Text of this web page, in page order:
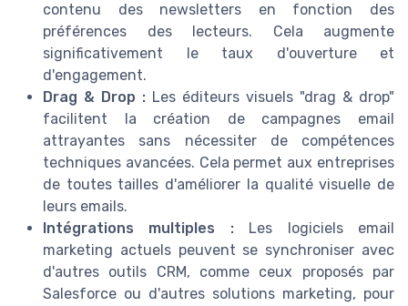
contenu des newsletters en fonction des
préférences des lecteurs. Cela augmente
significativement le taux d'ouverture et
d'engagement.
Drag & Drop : Les éditeurs visuels "drag & drop"
facilitent la création de campagnes email
attrayantes sans nécessiter de compétences
techniques avancées. Cela permet aux entreprises
de toutes tailles d'améliorer la qualité visuelle de
leurs emails.
Intégrations multiples :Les logiciels email
marketing actuels peuvent se synchroniser avec
d'autres outils CRM, comme ceux proposés par
Salesforce ou d'autres solutions marketing, pour